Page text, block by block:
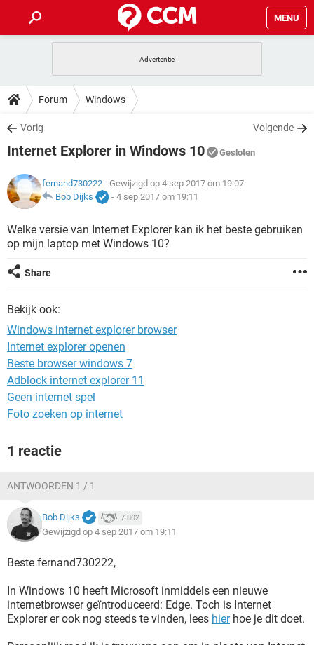
MENU
INSTAGRAM
NETFLIX
GRATIS SNAPCHAT
TIKTOK
HOW-TO
VIDEOBELLEN
GRATIS SNAPCHAT
TIKTOK
DOWNLOADS
VIDEOBELLEN GAMES
INSTAGRAM
NETFLIX CORONAVIRUS
GRATIS SNAPCHAT
TIKTOK
VIDEOBELLEN GAMES
INSTAGRAM
NETFLIX CORONAVIRUS
ARTIKELEN
VIDEOBELLEN GAMES
INSTAGRAM WINDOWS 10
NETFLIX
TIKTOK
Forum Windows
Vorig Volgende
Internet Explorer in Windows 10 Gesloten
fernand730222 - Gewijzigd op 4 sep 2017 om 19:07
Bob Dijks
- 4 sep 2017 om 19:11
Welke versie van Internet Explorer kan ik het beste gebruiken
op mijn laptop met Windows 10?
Share
Bekijk ook:
Windows internet explorer browser
Internet explorer openen
Beste browser windows 7
Adblock internet explorer 11
Geen internet spel
Foto zoeken op internet
1 reactie
ANTWOORDEN 1 / 1
Bob Dijks 7.802
Gewijzigd op 4 sep 2017 om 19:11
Beste fernand730222,
In Windows 10 heeft Microsoft inmiddels een nieuwe
internetbrowser geïntroduceerd: Edge. Toch is Internet
Explorer er ook nog steeds te vinden, lees hierhoe je dit doet.